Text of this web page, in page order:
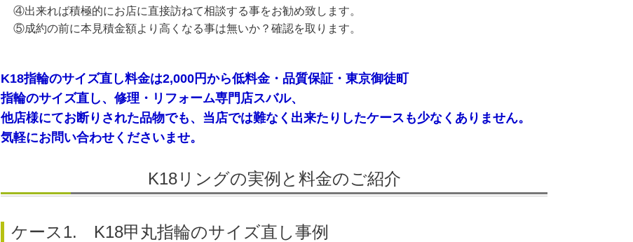
④出来れば積極的にお店に直接訪ねて相談する事をお勧め致します。
⑤成約の前に本見積金額より高くなる事は無いか？確認を取ります。
K18指輪のサイズ直し料金は2,000円から低料金・品質保証・東京御徒町
指輪のサイズ直し、修理・リフォーム専門店スバル、
他店様にてお断りされた品物でも、当店では難なく出来たりしたケースも少なくありません。
気軽にお問い合わせくださいませ。
K18リングの実例と料金のご紹介
ケース1. K18甲丸指輪のサイズ直し事例